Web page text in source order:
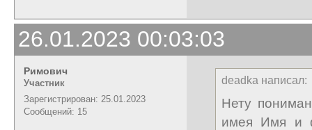
26.01.2023 00:03:03
Римович
Участник
Зарегистрирован: 25.01.2023
Сообщений: 15
deadka написал:
Нету
имея Имя и